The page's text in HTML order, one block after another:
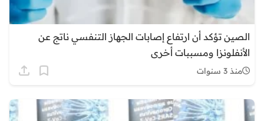
الصين تؤكد أن ارتفاع إصابات الجهاز التنفسي ناتج عن
الأنفلونزا ومسببات أخرى
منذ 3 سنوات